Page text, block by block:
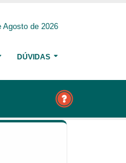
Agosto de 2026
DÚVIDAS